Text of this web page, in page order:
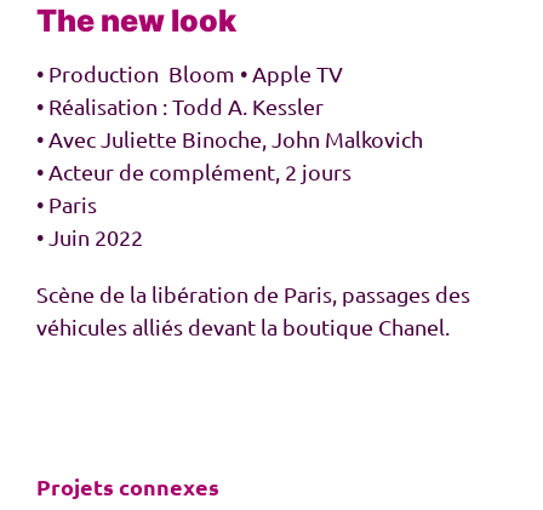
The new look
• Production Bloom • Apple TV
• Réalisation : Todd A. Kessler
• Avec Juliette Binoche, John Malkovich
• Acteur de complément, 2 jours
• Paris
• Juin 2022
Scène de la libération de Paris, passages des
véhicules alliés devant la boutique Chanel.
Projets connexes